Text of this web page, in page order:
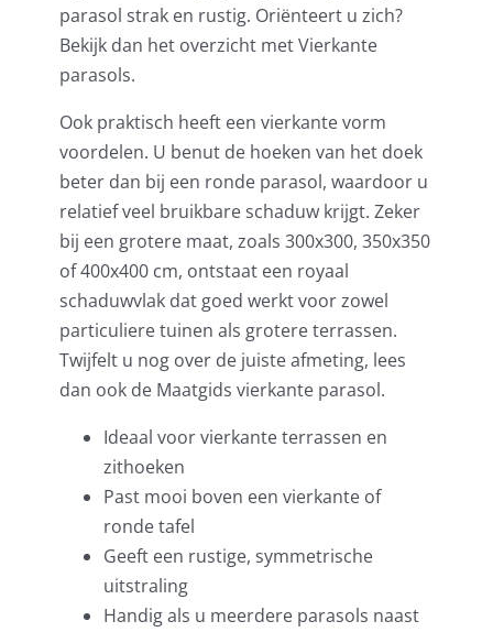
parasol strak en rustig. Oriënteert u zich?
Bekijk dan het overzicht metVierkante
parasols.
Ook praktisch heeft een vierkante vorm
voordelen. U benut de hoeken van het doek
beter dan bij een ronde parasol, waardoor u
relatief veel bruikbare schaduw krijgt. Zeker
bij een grotere maat, zoals 300x300, 350x350
of 400x400 cm, ontstaat een royaal
schaduwvlak dat goed werkt voor zowel
particuliere tuinen als grotere terrassen.
Twijfelt u nog over de juiste afmeting, lees
dan ook de Maatgids vierkante parasol.
Ideaal voor vierkante terrassen en
zithoeken
Past mooi boven een vierkante of
ronde tafel
Geeft een rustige, symmetrische
uitstraling
Handig als u meerdere parasols naast